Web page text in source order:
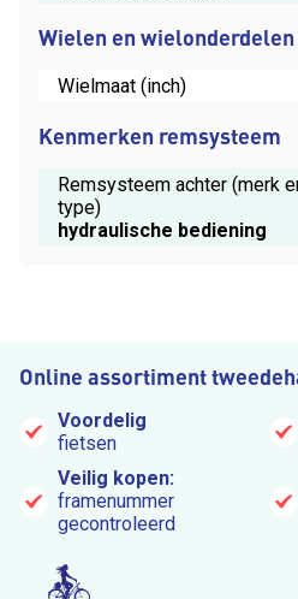
Wielen en wielonderdelen
Wielmaat (inch)
Kenmerken remsysteem
Remsysteem achter (merk
type)
hydraulische bediening
Online assortiment
Voordelig
fietsen
Veilig kopen:
framenummer
gecontroleerd